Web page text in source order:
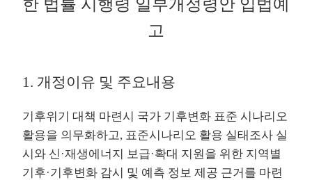
한 법률 시행령 일부개정령안 입법예
고
1. 개정이유 및 주요내용
기후위기 대책 마련시 국가 기후변화 표준 시나리오
활용을 의무화하고, 표준시나리오 활용 실태조사 실
시와 신·재생에너지 보급·확대 지원을 위한 지역별
기후·기후변화 감시 및 예측 정보 제공 근거를 마련